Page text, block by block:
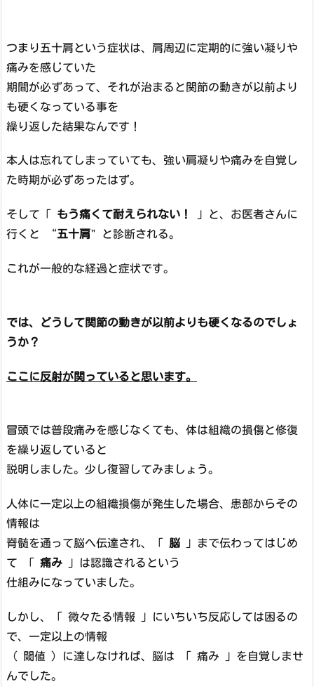
つまり五十肩という症状は、肩周辺に定期的に強い凝りや
痛みを感じていた
期間が必ずあって、それが治まると関節の動きが以前より
も硬くなっている事を
繰り返した結果なんです！
本人は忘れてしまっていても、強い肩凝りや痛みを自覚し
た時期が必ずあったはず。
そして「 もう痛くて耐えられない！
」と、お医者さんに
行くと “五十肩" と診断される。
これが一般的な経過と症状です。
では、どうして関節の動きが以前よりも硬くなるのでしょ
うか？
ここに反射が関っていると思います。
冒頭では普段痛みを感じなくても、体は組織の損傷と修復
を繰り返していると
説明しました。少し復習してみましょう。
人体に一定以上の組織損傷が発生した場合、患部からその
情報は
脊髄を通って脳へ伝達され、「 脳 」まで伝わってはじめ
て 「 痛み 」は認識されるという
仕組みになっていました。
しかし、「 微々たる情報 」にいちいち反応しては困るの
で、一定以上の情報
（ 閾値 ）に達しなければ、脳は 「 痛み 」を自覚しませ
んでした。